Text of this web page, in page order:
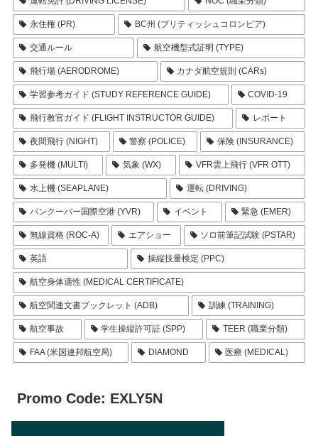
永住権 (PR) BC州 (ブリティッシュコロンビア)
交通ルール 航空機型式証明 (TYPE)
飛行場 (AERODROME) カナダ航空規則 (CARs)
学習参考ガイド (STUDY REFERENCE GUIDE) COVID-19
飛行教官ガイド (FLIGHT INSTRUCTOR GUIDE) レポート
夜間飛行 (NIGHT) 警察 (POLICE) 保険 (INSURANCE)
多発機 (MULTI) 気象 (WX) VFR雲上飛行 (VFR OTT)
水上機 (SEAPLANE) 運転 (DRIVING)
バンクーバー国際空港 (YVR) イベント 緊急 (EMER)
無線資格 (ROC-A) エアショー ソロ前筆記試験 (PSTAR)
英語 操縦技量検定 (PPC)
航空身体適性 (MEDICAL CERTIFICATE)
航空関連文書ブックレット (ADB) 訓練 (TRAINING)
航空事故 学生操縦許可証 (SPP) TEER (職業分類)
FAA (米国連邦航空局) DIAMOND 医療 (MEDICAL)
Promo Code: EXLY5N